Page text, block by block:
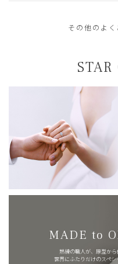
その他のよ
MADE to
熟練の職人が、原型から
世界にふたりだけのスペシ